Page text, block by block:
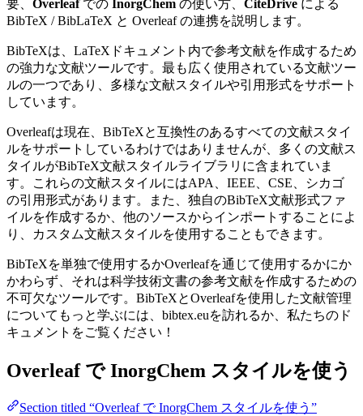
要、 Overleafでの InorgChem の使い方、 CiteDrive による
BibTeX / BibLaTeX と Overleaf の連携を説明します。
BibTeXは、LaTeXドキュメント内で参考文献を作成するため
の強力な文献ツールです。最も広く使用されている文献ツー
ルの一つであり、多様な文献スタイルや引用形式をサポート
しています。
Overleafは現在、BibTeXと互換性のあるすべての文献スタイ
ルをサポートしているわけではありませんが、多くの文献ス
タイルがBibTeX文献スタイルライブラリに含まれていま
す。これらの文献スタイルにはAPA、IEEE、CSE、シカゴ
の引用形式があります。また、独自のBibTeX文献形式ファ
イルを作成するか、他のソースからインポートすることによ
り、カスタム文献スタイルを使用することもできます。
BibTeXを単独で使用するかOverleafを通じて使用するかにか
かわらず、それは科学技術文書の参考文献を作成するための
不可欠なツールです。BibTeXとOverleafを使用した文献管理
についてもっと学ぶには、bibtex.euを訪れるか、私たちのド
キュメントをご覧ください！
Overleaf でInorgChem スタイルを使う
Section titled “Overleaf で InorgChem スタイルを使う”